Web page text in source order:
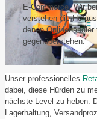
E-Commerce. Wir
verstehen die
denen Onlinehändler
gegenüberstehen.
Unser professionelles
dabei, diese Hürden zu
nächste Level zu heben.
Lagerhaltung,